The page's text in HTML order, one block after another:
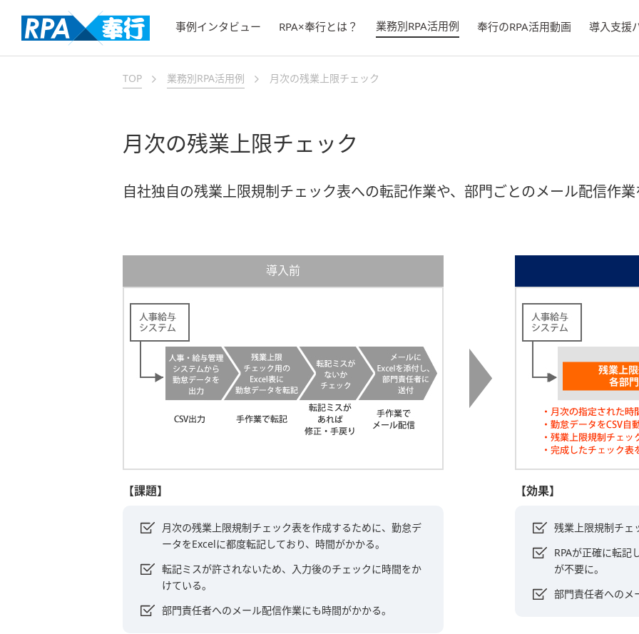
事例インタビュー RPA×奉行とは？ 業務別RPA活用例 奉行のRPA活用動画 導入支援
TOP 業務別RPA活用例 月次の残業上限チェック
月次の残業上限チェック
自社独自の残業上限規制チェック表への転記作業や、部門ごとのメール配信作
導入前
【課題】
月次の残業上限規制チェック表を作成するために、勤怠デ
ータをExcelに都度転記しており、時間がかかる。
転記ミスが許されないため、入力後のチェックに時間をか
けている。
部門責任者へのメール配信作業にも時間がかかる。
【効果】
残業上限規制チェ
RPAが正確に転記
が不要に。
部門責任者へのメ